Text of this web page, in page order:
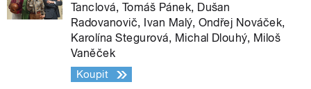
Tanclová, Tomáš Pánek, Dušan
Radovanovič, Ivan Malý, Ondřej Nováček,
Karolína Stegurová, Michal Dlouhý, Miloš
Vaněček
Koupit